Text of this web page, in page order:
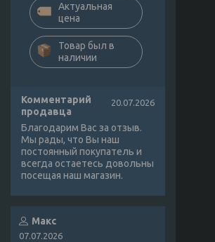
Актуальная
цена
Товар был в
наличии
Комментарий
продавца
20.07.2026
Благодарим Вас за отзыв.
Мы рады, что Вы наш
постоянный покупатель и
всегда остаетесь довольны
посещая наш магазин.
Макс
07.07.2026